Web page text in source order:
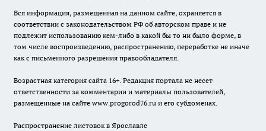
Вся информация, размещенная на данном сайте, охраняется в
соответствии с законодательством РФ об авторском праве и не
подлежит использованию кем-либо в какой бы то ни было форме, в
том числе воспроизведению, распространению, переработке не иначе
как с письменного разрешения правообладателя.
Возрастная категория сайта 16+. Редакция портала не несет
ответственности за комментарии и материалы пользователей,
размещенные на сайте www.progorod76.ru и его субдоменах.
Распространение листовок в Ярославле